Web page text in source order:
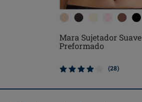
Mara Sujetador Suave
Preformado
(28)